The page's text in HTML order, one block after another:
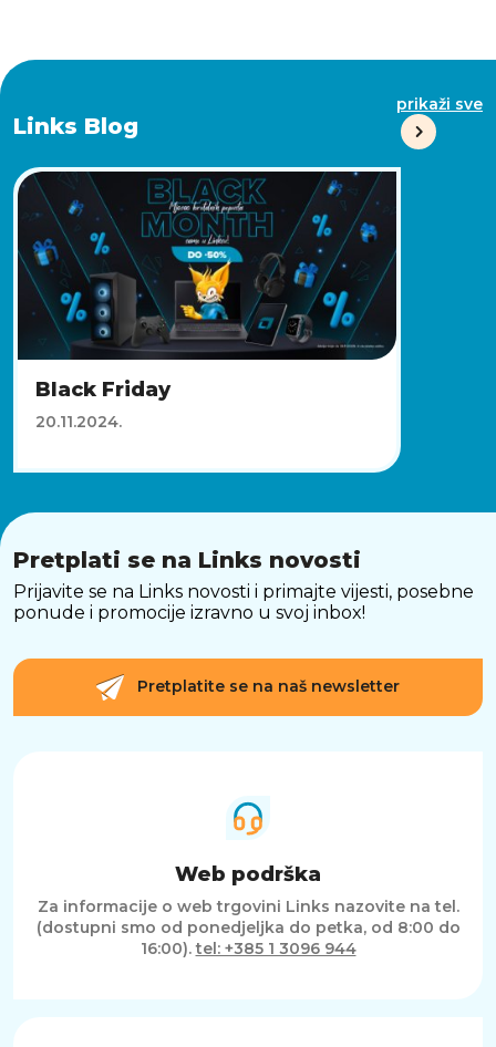
Links Blog
prikaži sve
Black Friday
20.11.2024.
Pretplati se na Links novosti
Prijavite se na Links novosti i primajte vijesti, posebne
ponude i promocije izravno u svoj inbox!
Pretplatite se na naš newsletter
Web podrška
Za informacije o web trgovini Links nazovite na tel.
(dostupni smo od ponedjeljka do petka, od 8:00 do
16:00).tel: +385 1 3096 944